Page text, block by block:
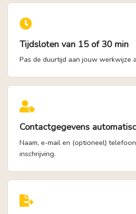
Tijdsloten van 15 of 30 min
Pas de duurtijd aan jouw werkwijze
Contactgegevens
Naam, e-mail en (optioneel)
inschrijving.